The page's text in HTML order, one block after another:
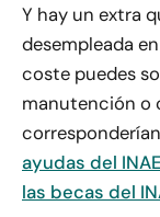
Y hay un extra
desempleada
coste puedes
manutención o
ayudas del
las becas del